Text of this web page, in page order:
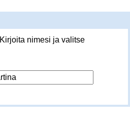
nimesi ja valitse